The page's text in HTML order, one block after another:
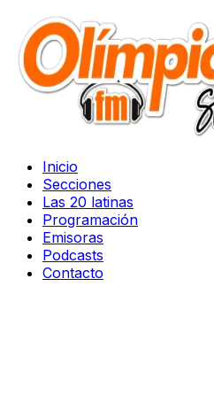
Inicio
Secciones
Las 20 latinas
Programación
Emisoras
Podcasts
Contacto